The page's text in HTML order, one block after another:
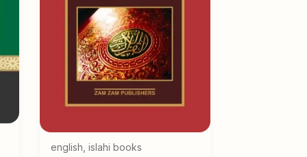
english islahi books